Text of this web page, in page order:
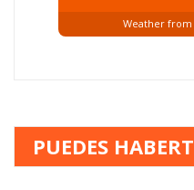
Weather from
PUEDES